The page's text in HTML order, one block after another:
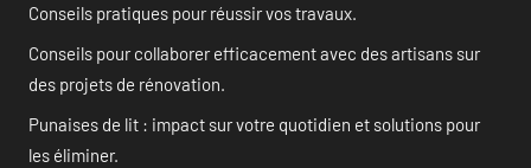
Conseils pratiques pour réussir vos travaux.
Conseils pour collaborer efficacement avec des artisans sur
des projets de rénovation.
Punaises de lit : impact sur votre quotidien et solutions pour
les éliminer.